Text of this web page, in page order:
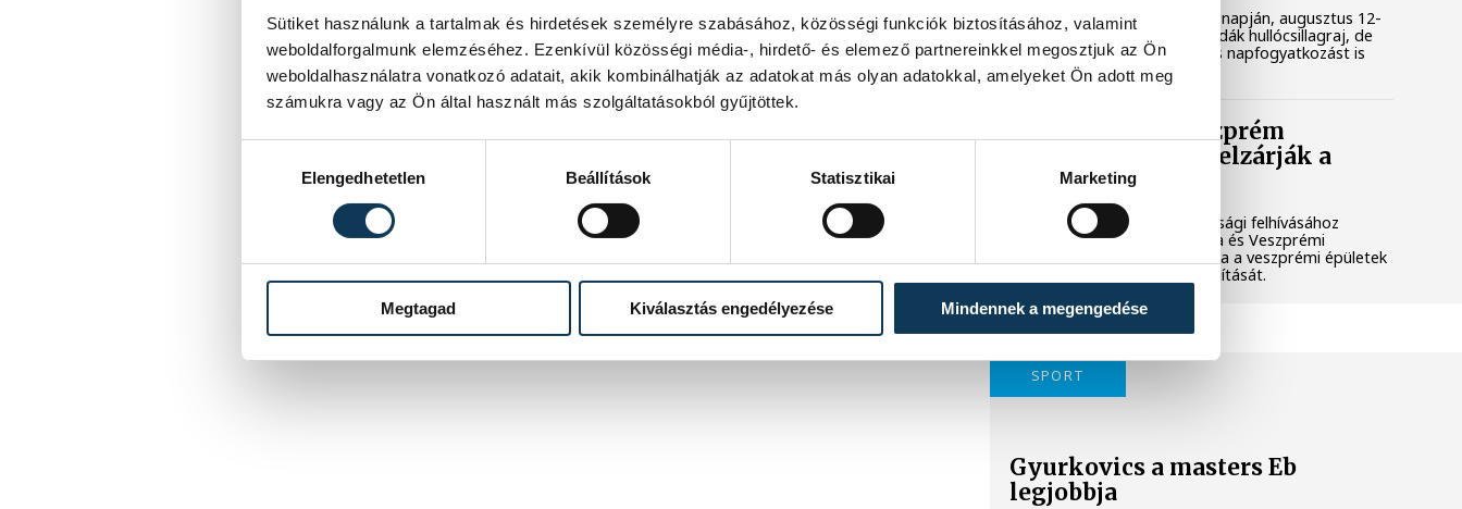
Sütiket használunk a tartalmak és hirdetések személyre szabásához, közösségi funkciók biztosításához, valamint
weboldalforgalmunk elemzéséhez. Ezenkívül közösségi média-, hirdető- és elemező partnereinkkel megosztjuk az Ön
weboldalhasználatra vonatkozó adatait, akik kombinálhatják az adatokat más olyan adatokkal, amelyeket Ön adott meg
számukra vagy az Ön által használt más szolgáltatásokból gyűjtöttek.
Elengedhetetlen
Beállítások Statisztikai Marketing
Megtagad Kiválasztás engedélyezése Mindennek a megengedése
Az év legsűrűbb csillagászati napján, augusztus 12-
én éjjel tetőzik majd a Perseidák hullócsillagraj, de
ugyanezen a napon részleges napfogyatkozást is
meg lehet majd figyelni.
Lekapcsolják Veszprém
díszkivilágítását, elzárják a
szökőkutakat
A kormány energiatakarékossági felhívásához
csatlakozva Veszprém városa és Veszprémi
Főegyházmegye is lekapcsolta a veszprémi épületek
és nevezetességek díszkivilágítását.
SPORT
Gyurkovics a masters Eb
legjobbja